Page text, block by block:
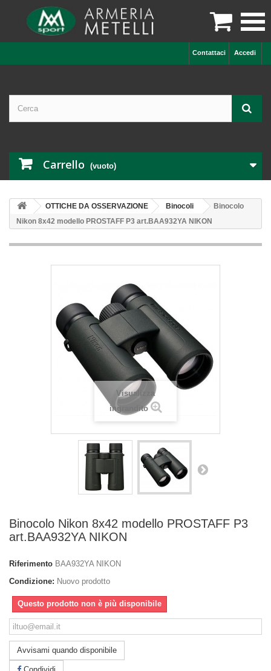

Accedi
Contattaci
Carrello (vuoto)
OTTICHE DA OSSERVAZIONE Binocoli
Binocolo
Nikon 8x42 modello PROSTAFF P3 art.BAA932YA NIKON
Visualizza
ingrandito
Binocolo Nikon 8x42 modello PROSTAFF P3
art.BAA932YA NIKON
Riferimento BAA932YA NIKON
Condizione: Nuovo prodotto
Questo prodotto non è più disponibile
Avvisami quando disponibile